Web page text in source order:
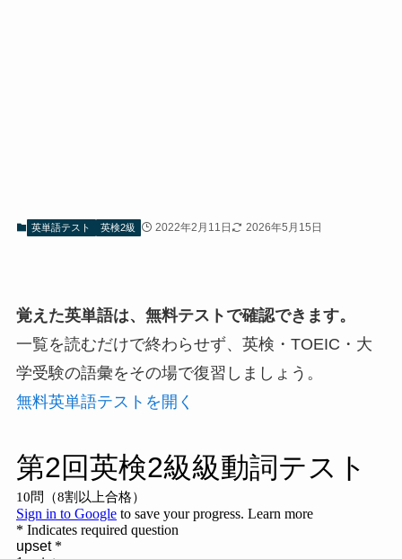
英単語テスト 英検2級 2022年2月11日 2026年5月15日
覚えた英単語は、無料テストで確認できます。
一覧を読むだけで終わらせず、英検・TOEIC・大
学受験の語彙をその場で復習しましょう。
無料英単語テストを開く